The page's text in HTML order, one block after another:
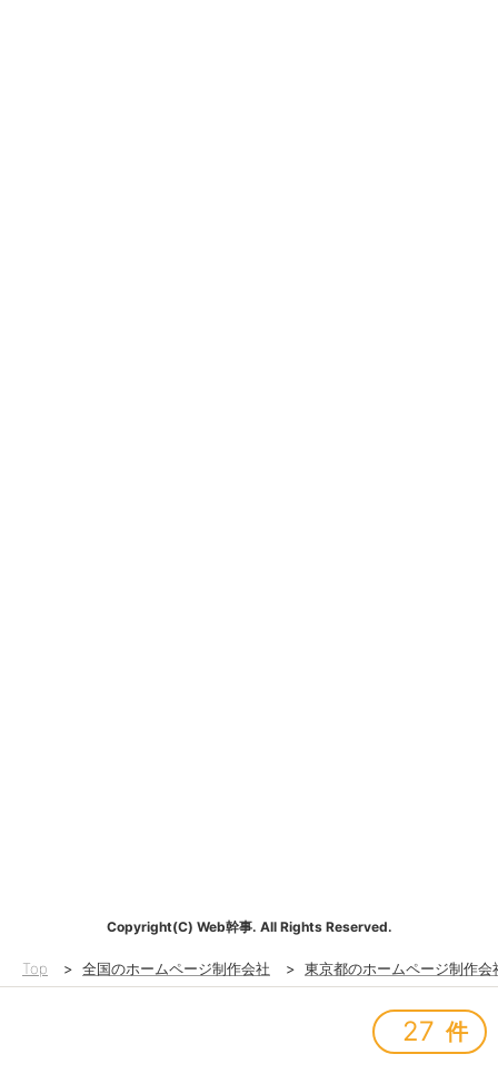
Copyright(C) Web幹事. All Rights Reserved.
Top > 全国のホームページ制作会社 > 東京都のホームページ制作会
27 件